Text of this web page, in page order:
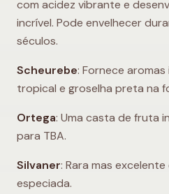
com acidez vibrante e
incrível. Pode envelhecer
séculos.
Scheurebe: Fornece
tropical e groselha preta na
Ortega: Uma casta de fruta
para TBA.
Silvaner: Rara mas
especiada.